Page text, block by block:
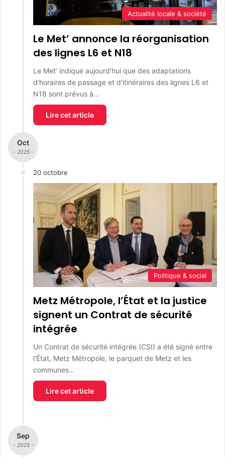
Actualité locale & société
Le Met’ annonce la réorganisation
des lignes L6 et N18
Le Met’ indique aujourd’hui que des adaptations
d’horaires de passage et d’itinéraires des lignes L6 et
N18 sont prévus à…
Lire cet article
Oct
- 2025 -
20 octobre
Politique & social
Metz Métropole, l’État et la justice
signent un Contrat de sécurité
intégrée
Un Contrat de sécurité intégrée (CSI) a été signé entre
l’État, Metz Métropole, le parquet de Metz et les
communes…
Lire cet article
Sep
- 2025 -